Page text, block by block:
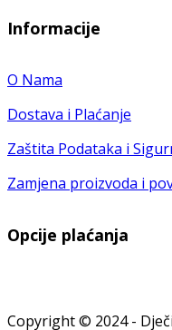
Informacije
O Nama
Dostava i Plaćanje
Zaštita Podataka i
Zamjena proizvoda i
Opcije plaćanja
Copyright © 2024 -